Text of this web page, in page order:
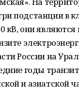
подстанции в
кВ, они
России на
годы
и азиатской